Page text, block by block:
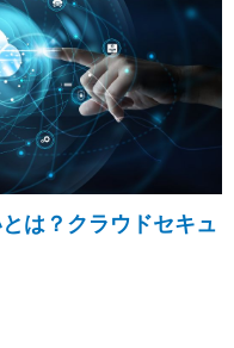
とは？クラウドセキュ